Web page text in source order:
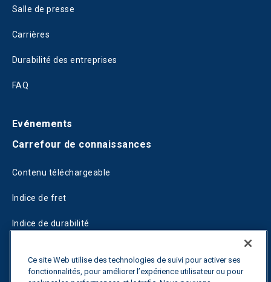
Salle de presse
Carrières
Durabilité des entreprises
FAQ
Evénements
Carrefour de connaissances
Contenu téléchargeable
Indice de fret
Indice de durabilité
Guides
Ce site Web utilise des technologies de suivi pour activer ses
fonctionnalités, pour améliorer l’expérience utilisateur ou pour